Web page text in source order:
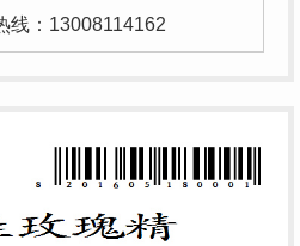
线： 13008114162